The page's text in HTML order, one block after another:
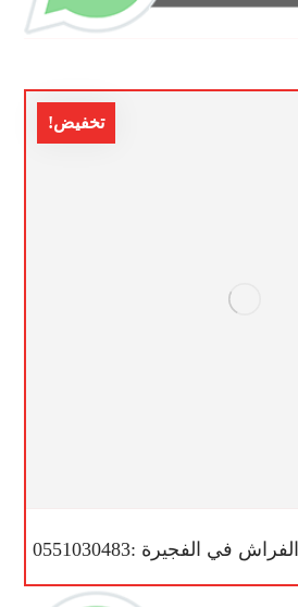
تخفيض!
في الفجيرة :0551030483